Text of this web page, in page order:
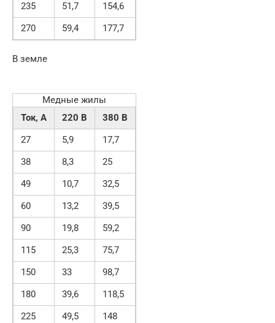
235
51,7
154,6
270
59,4 177,7
В земле
Медные жилы
Ток, А
220 В
380 В
27
5,9
17,7
38
8,3
25
49
10,7
32,5
60
13,2
39,5
90
19,8
59,2
115
25,3
75,7
150
33
98,7
180
39,6
118,5
225
49,5
148